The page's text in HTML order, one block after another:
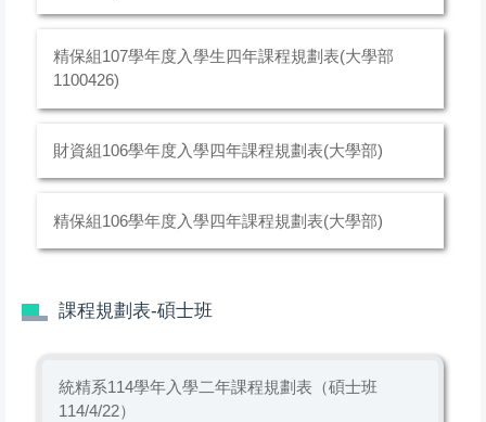
精保組107學年度入學生四年課程規劃表(大學部
1100426)
財資組106學年度入學四年課程規劃表(大學部)
精保組106學年度入學四年課程規劃表(大學部)
課程規劃表-碩士班
統精系114學年入學二年課程規劃表（碩士班
114/4/22）